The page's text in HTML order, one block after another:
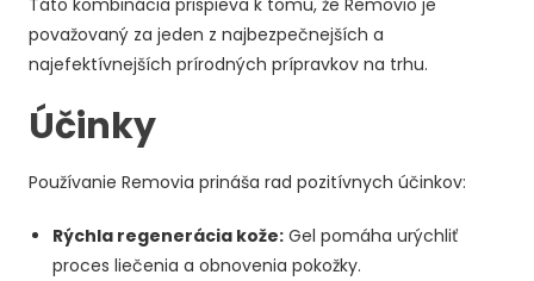
považovaný za jeden z najbezpečnejších a
najefektívnejších prírodných prípravkov na trhu.
Účinky
Používanie Removia prináša rad pozitívnych účinkov:
Rýchla regenerácia kože: Gel pomáha urýchliť
proces liečenia a obnovenia pokožky.